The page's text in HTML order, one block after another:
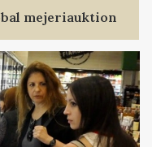
mejeriauktion